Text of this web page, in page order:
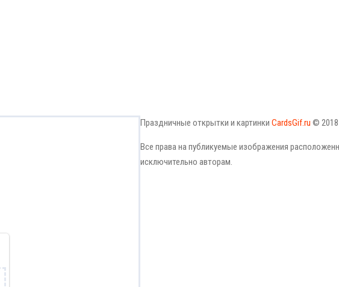
Праздничные открытки и картинкиCardsGif.ru © 2018
Все права на публикуемые изображения
исключительно авторам.